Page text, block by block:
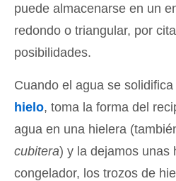
puede almacenarse en un
redondo o triangular, por
posibilidades.
Cuando el agua se
hielo, toma la forma del
agua en una hielera
cubitera) y la dejamos unas
congelador, los trozos de